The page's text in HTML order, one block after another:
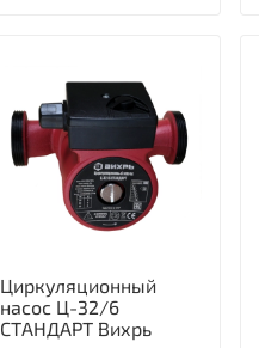
Циркуляционный
насос Ц-32/6
СТАНДАРТ Вихрь